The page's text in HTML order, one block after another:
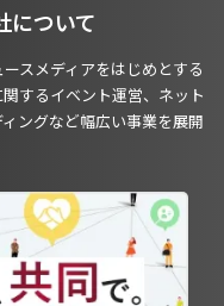
について
スメディアをはじめとする
するイベント運営、ネット
ングなど幅広い事業を展開